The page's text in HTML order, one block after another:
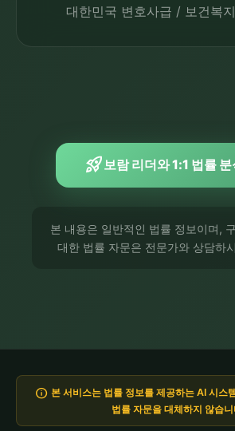
대한민국 변호사급 / 보건복
rocket_launch보람 리더와 1:1 법률 분
본 내용은 일반적인 법률 정보이며,
대한 법률 자문은 전문가와 상담하
info 본 서비스는 법률 정보를 제공하는 AI 시스
법률 자문을 대체하지 않습